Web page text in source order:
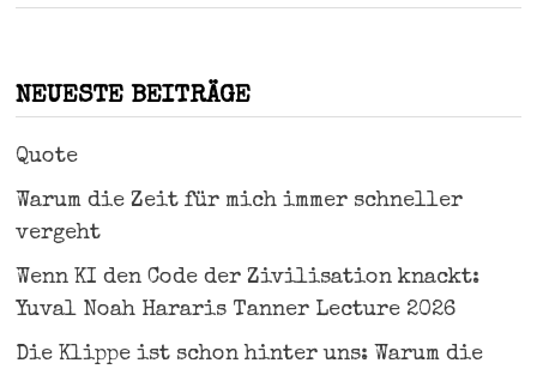
NEUESTE BEITRÄGE
Quote
Warum die Zeit für mich immer schneller
vergeht
Wenn KI den Code der Zivilisation knackt:
Yuval Noah Hararis Tanner Lecture 2026
Die Klippe ist schon hinter uns: Warum die